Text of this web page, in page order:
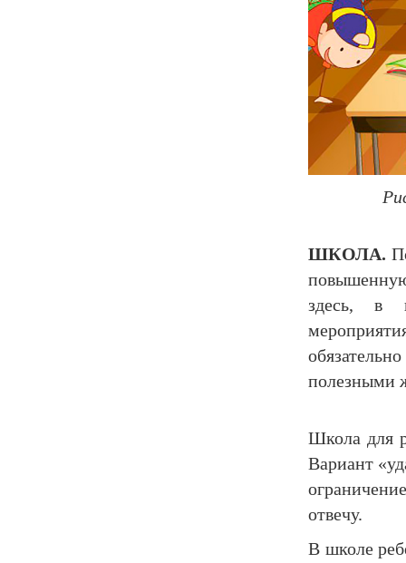
ШКОЛА.
здесь, в
полезными
Школа для
Вариант
отвечу.
В школе